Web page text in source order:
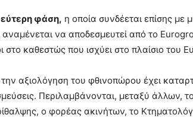
φάση, η οποία συνδέεται επίσης
αναμένεται να αποδεσμευτεί από το
στο καθεστώς που ισχύει στο πλαίσιο
την αξιολόγηση του φθινοπώρου έχει
Περιλαμβάνονται, μεταξύ άλλων,
ο φορέας ακινήτων, το